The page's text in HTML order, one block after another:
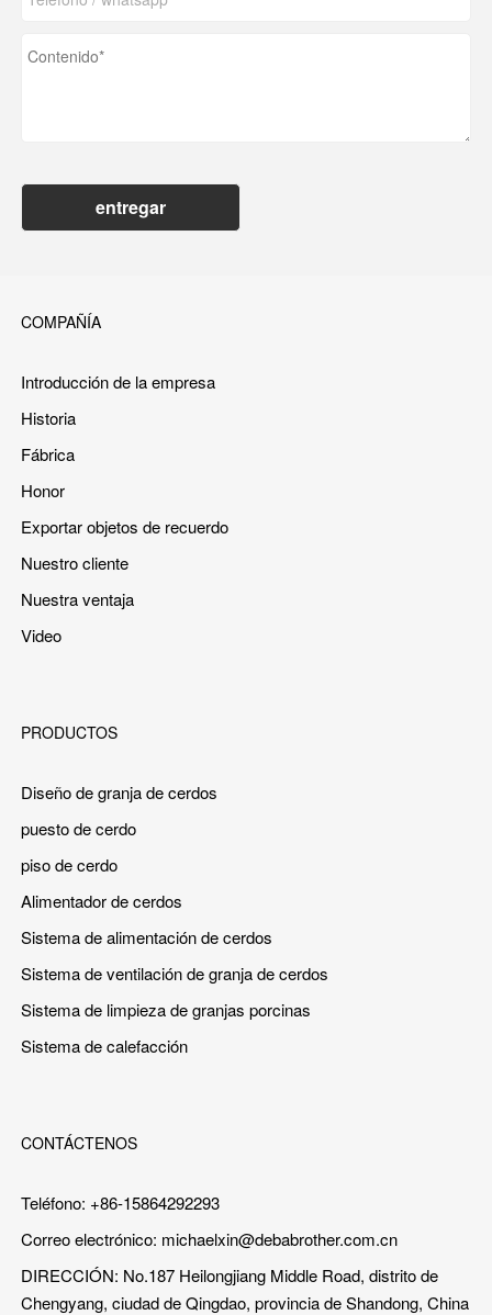
entregar
COMPAÑÍA
Introducción de la empresa
Historia
Fábrica
Honor
Exportar objetos de recuerdo
Nuestro cliente
Nuestra ventaja
Video
PRODUCTOS
Diseño de granja de cerdos
puesto de cerdo
piso de cerdo
Alimentador de cerdos
Sistema de alimentación de cerdos
Sistema de ventilación de granja de cerdos
Sistema de limpieza de granjas porcinas
Sistema de calefacción
CONTÁCTENOS
Teléfono: +86-15864292293
Correo electrónico: michaelxin@debabrother.com.cn
DIRECCIÓN: No.187 Heilongjiang Middle Road, distrito de
Chengyang, ciudad de Qingdao, provincia de Shandong, China